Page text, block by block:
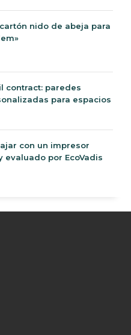
nido de abeja para
contract: paredes
para espacios
con un impresor
evaluado por EcoVadis